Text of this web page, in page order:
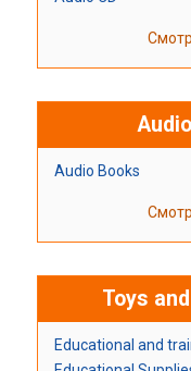
Audio Books
Toys
Educational and